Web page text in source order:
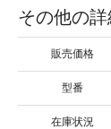
その他の詳
販売価格
型番
在庫状況